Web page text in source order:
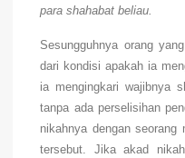
para shahabat beliau.
Sesungguhnya orang
dari kondisi apakah ia
ia mengingkari wajibnya
tanpa ada perselisihan
nikahnya dengan
tersebut. Jika akad